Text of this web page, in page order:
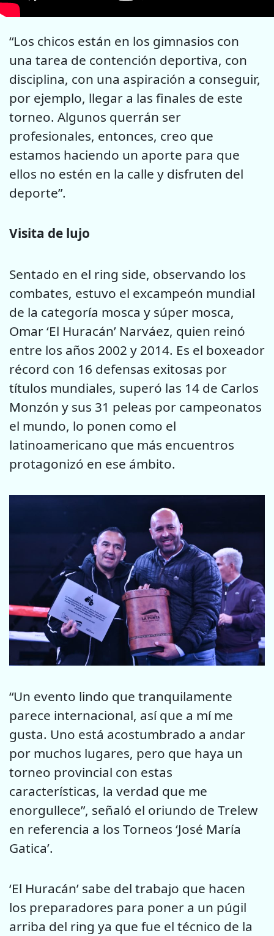
“Los chicos están en los gimnasios con
una tarea de contención deportiva, con
disciplina, con una aspiración a conseguir,
por ejemplo, llegar a las finales de este
torneo. Algunos querrán ser
profesionales, entonces, creo que
estamos haciendo un aporte para que
ellos no estén en la calle y disfruten del
deporte”.
Visita de lujo
Sentado en el ring side, observando los
combates, estuvo el excampeón mundial
de la categoría mosca y súper mosca,
Omar ‘El Huracán’ Narváez, quien reinó
entre los años 2002 y 2014. Es el boxeador
récord con 16 defensas exitosas por
títulos mundiales, superó las 14 de Carlos
Monzón y sus 31 peleas por campeonatos
el mundo, lo ponen como el
latinoamericano que más encuentros
protagonizó en ese ámbito.
“Un evento lindo que tranquilamente
parece internacional, así que a mí me
gusta. Uno está acostumbrado a andar
por muchos lugares, pero que haya un
torneo provincial con estas
características, la verdad que me
enorgullece”, señaló el oriundo de Trelew
en referencia a los Torneos ‘José María
Gatica’.
‘El Huracán’ sabe del trabajo que hacen
los preparadores para poner a un púgil
arriba del ring ya que fue el técnico de la